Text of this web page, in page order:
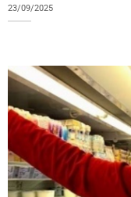
23/09/2025